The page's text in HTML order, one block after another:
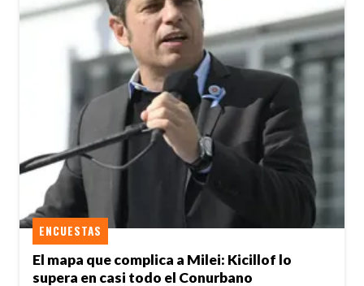
El mapa que complica a Milei: Kicillof lo
supera en casi todo el Conurbano
ENCUESTAS